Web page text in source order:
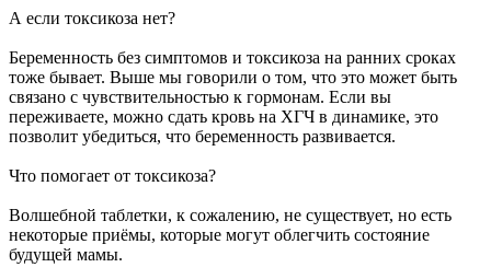
А если токсикоза нет?
Беременность без симптомов и токсикоза на ранних сроках
тоже бывает. Выше мы говорили о том, что это может быть
связано с чувствительностью к гормонам. Если вы
переживаете, можно сдать кровь на ХГЧ в динамике, это
позволит убедиться, что беременность развивается.
Что помогает от токсикоза?
Волшебной таблетки, к сожалению, не существует, но есть
некоторые приёмы, которые могут облегчить состояние
будущей мамы.